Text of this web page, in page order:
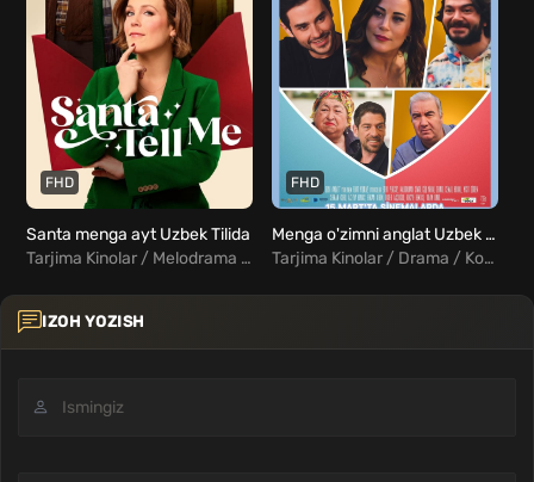
FHD
Santa menga ayt Uzbek Tilida
Tarjima Kinolar / Melodrama / Xorij Kinolar Uzbek Tilida
FHD
Menga o'zimni anglat Uzbek Tilida
Tarjima Kinolar / Drama / Komediya / Melodrama / Turk Kinolar Uzbek Tilida
IZOH YOZISH